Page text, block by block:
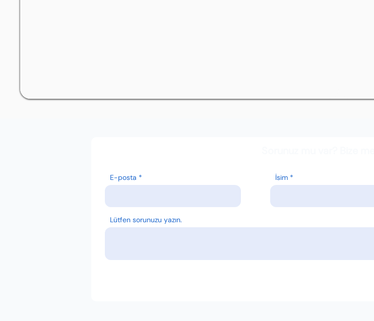
E-posta İsim
Lütfen sorunuzu yazın.